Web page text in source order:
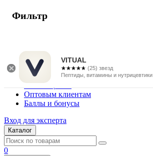
VITUAL
☆☆☆☆☆
★★★★★ (25) звезд
Пептиды, витамины и нутрицевтики
г. Москва
Vitual Peptide
+7 (800) 101-13-25
Специалистам
Поставщикам
Оптовым клиентам
Баллы и бонусы
Вход для эксперта
Каталог
0
Фильтр